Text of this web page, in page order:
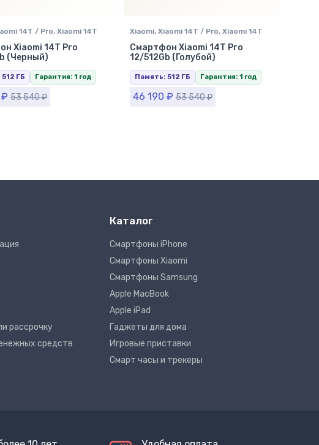
14T / Pro, Xiaomi 14T
Смартфоны Xiaomi
Xiaomi 14T Pro
(Черный)
ГБ Гарантия: 1 год
₽ 53 540₽
Xiaomi, Xiaomi 14T / Pro, Xiaomi 14T
Pro 512Gb
Смартфоны Xiaomi
Смартфон Xiaomi 14T Pro
12/512Gb (Голубой)
Память: 512 ГБ Гарантия: 1 год
46 190 ₽ 53 540₽
рассрочку
средств
Каталог
Смартфоны iPhone
Смартфоны Xiaomi
Смартфоны Samsung
Apple MacBook
Apple iPad
Гаджеты для дома
Игровые приставки
Смарт часы и трекеры